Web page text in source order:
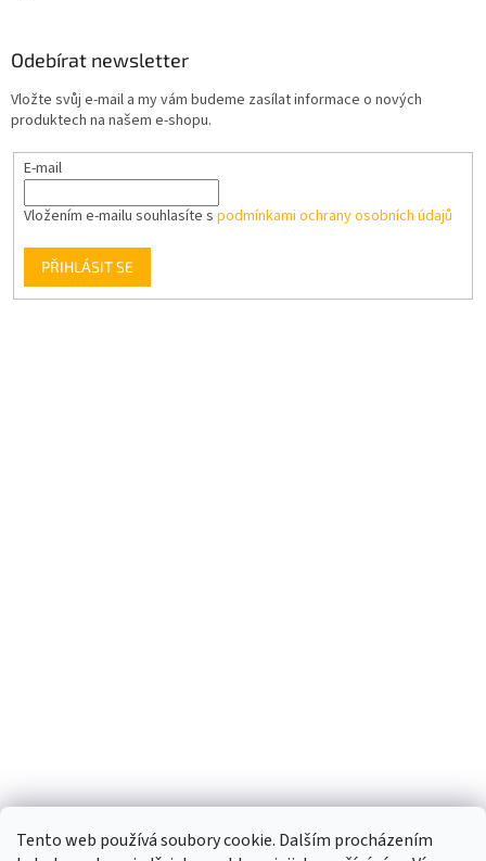
Tento web používá soubory cookie. Dalším procházením
Odebírat newsletter
Vložte svůj e-mail a my vám budeme zasílat informace o nových
produktech na našem e-shopu.
E-mail
Vložením e-mailu souhlasíte s podmínkami ochrany osobních údajů
PŘIHLÁSIT SE